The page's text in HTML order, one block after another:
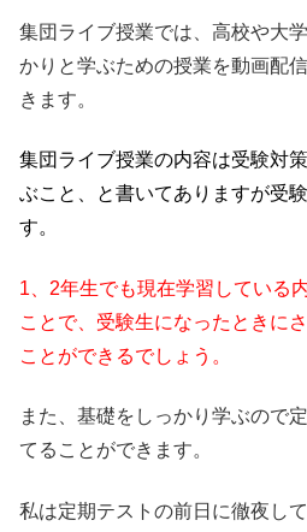
集団ライブ授業では、高校や大
かりと学ぶための授業を動画配
きます。
集団ライブ授業の内容は受験対
ぶこと、と書いてありますが受
す。
1、2年生でも現在学習している
ことで、受験生になったときに
ことができるでしょう。
また、基礎をしっかり学ぶので
てることができます。
私は定期テストの前日に徹夜し